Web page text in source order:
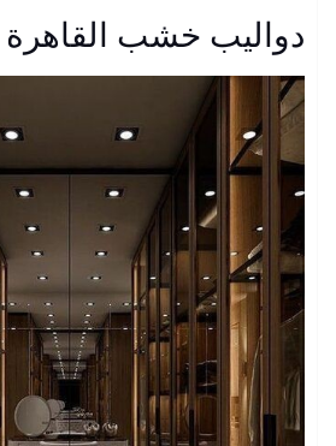
دواليب خشب القاهرة